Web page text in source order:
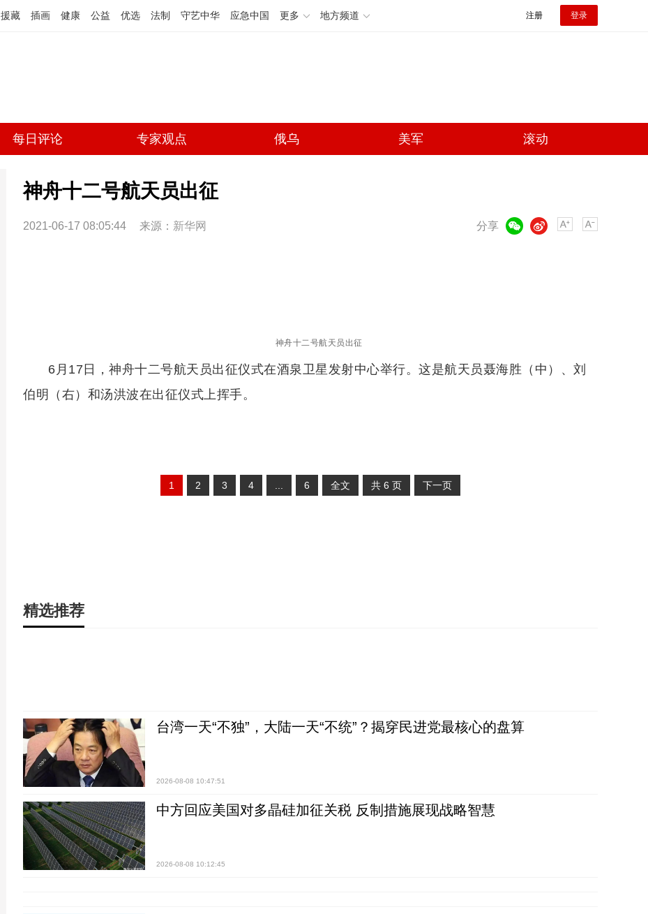
援藏 插画 健康 公益 优选 法制 守艺中华 应急中国 更多 地方频道 注册 登录
每日评论 专家观点 俄乌 美军 滚动
神舟十二号航天员出征
2021-06-17 08:05:44 来源： 新华网 分享
微博
神舟十二号航天员出征
6月17日，神舟十二号航天员出征仪式在酒泉卫星发射中心举行。这是航天员聂海胜（中）、刘
伯明（右）和汤洪波在出征仪式上挥手。
1 2 3 4 6 全文 共 6 页 下一页
精选推荐
台湾一天“不独”，大陆一天“不统”？揭穿民进党最核心的盘算
2026-08-08 10:47:51
中方回应美国对多晶硅加征关税 反制措施展现战略智慧
2026-08-08 10:12:45